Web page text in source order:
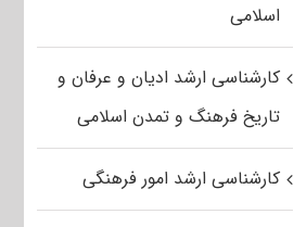
اسلامی
کارشناسی ارشد ادیان و عرفان و
تاریخ فرهنگ و تمدن اسلامی
کارشناسی ارشد امور فرهنگی